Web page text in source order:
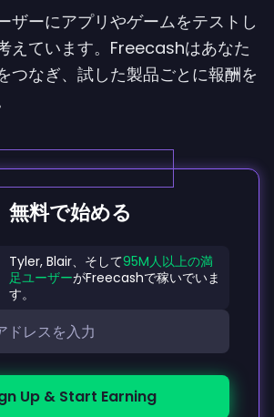
ザーにアプリやゲームをテストし
えています。Freecashはあなた
つなぎ、試した製品ごとに報酬を
無料で始める
Tyler, Blair、そして95M人以上の満
足ユーザーがFreecashで稼いでいま
す。
Up & Start Earning